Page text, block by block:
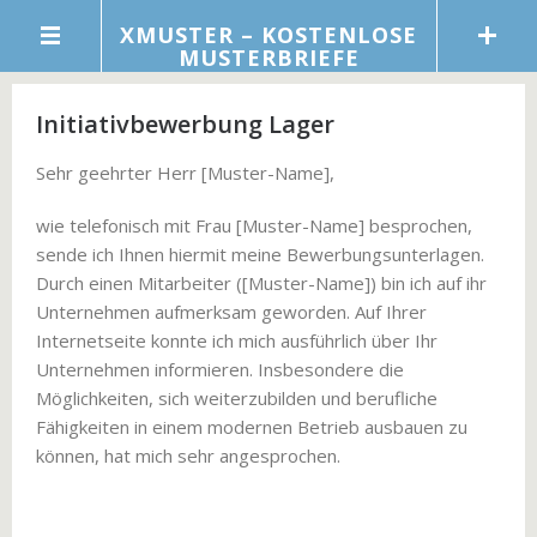
XMUSTER – KOSTENLOSE
MUSTERBRIEFE
Initiativbewerbung Lager
Sehr geehrter Herr [Muster-Name],
wie telefonisch mit Frau [Muster-Name] besprochen,
sende ich Ihnen hiermit meine Bewerbungsunterlagen.
Durch einen Mitarbeiter ([Muster-Name]) bin ich auf ihr
Unternehmen aufmerksam geworden. Auf Ihrer
Internetseite konnte ich mich ausführlich über Ihr
Unternehmen informieren. Insbesondere die
Möglichkeiten, sich weiterzubilden und berufliche
Fähigkeiten in einem modernen Betrieb ausbauen zu
können, hat mich sehr angesprochen.